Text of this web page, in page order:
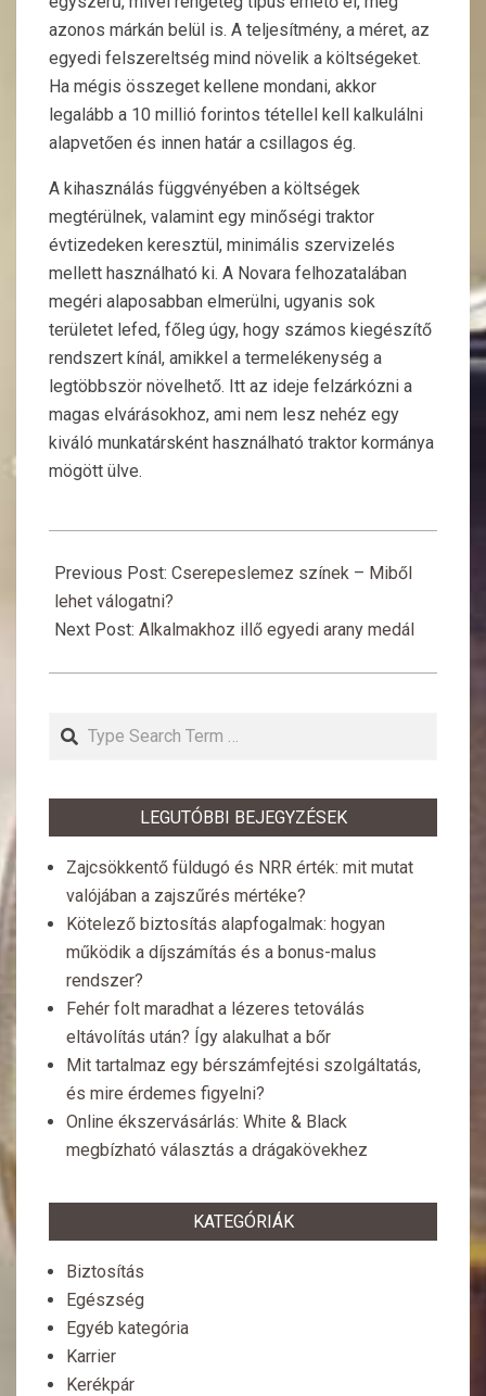
azonos márkán belül is. A teljesítmény, a méret, az
egyedi felszereltség mind növelik a költségeket.
Ha mégis összeget kellene mondani, akkor
legalább a 10 millió forintos tétellel kell kalkulálni
alapvetően és innen határ a csillagos ég.
A kihasználás függvényében a költségek
megtérülnek, valamint egy minőségi traktor
évtizedeken keresztül, minimális szervizelés
mellett használható ki. A Novara felhozatalában
megéri alaposabban elmerülni, ugyanis sok
területet lefed, főleg úgy, hogy számos kiegészítő
rendszert kínál, amikkel a termelékenység a
legtöbbször növelhető. Itt az ideje felzárkózni a
magas elvárásokhoz, ami nem lesz nehéz egy
kiváló munkatársként használható traktor kormánya
mögött ülve.
02-
25
Previous Post: Cserepeslemez színek – Miből
lehet válogatni?
Next Post: Alkalmakhoz illő egyedi arany medál
Search
LEGUTÓBBI BEJEGYZÉSEK
Zajcsökkentő füldugó és NRR érték: mit mutat
valójában a zajszűrés mértéke?
Kötelező biztosítás alapfogalmak: hogyan
működik a díjszámítás és a bonus-malus
rendszer?
Fehér folt maradhat a lézeres tetoválás
eltávolítás után? Így alakulhat a bőr
Mit tartalmaz egy bérszámfejtési szolgáltatás,
és mire érdemes figyelni?
Online ékszervásárlás: White & Black
megbízható választás a drágakövekhez
KATEGÓRIÁK
Biztosítás
Egészség
Egyéb kategória
Karrier
Kerékpár